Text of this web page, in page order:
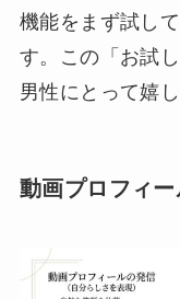
機能をまず試し
す。この「お試
男性にとって嬉
動画プロフィ